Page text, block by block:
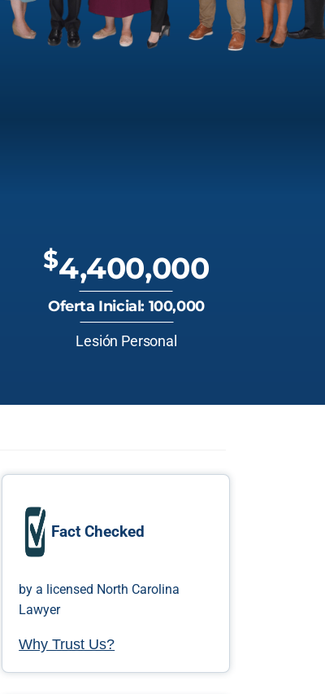
$4,400,000
Oferta Inicial: 100,000
Lesión Personal
Fact Checked
by a licensed North Carolina
Lawyer
Why Trust Us?